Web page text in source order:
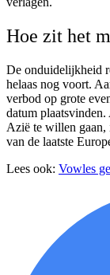
Hoe zit het
De onduidelijkheid
helaas nog voort.
verbod op grote
datum plaatsvinden.
Azië te willen gaan,
van de laatste
Lees ook: Vowles